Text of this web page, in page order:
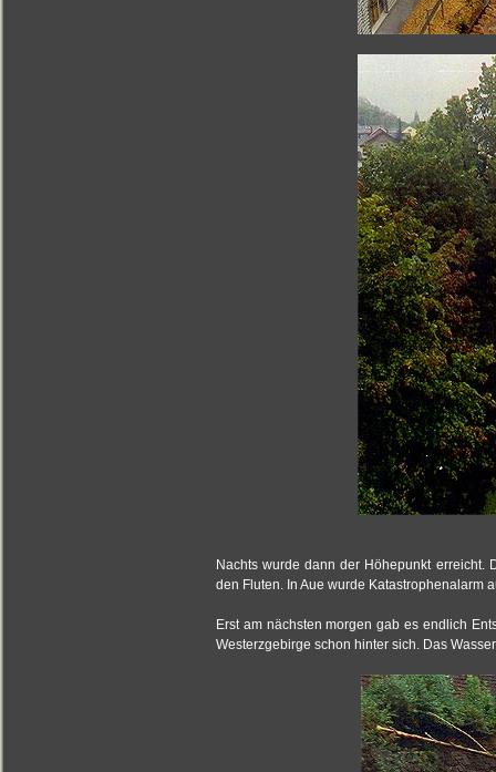
Nachts wurde dann der Höhepunkt erreicht.
den Fluten. In Aue wurde Katastrophenalarm
Erst am nächsten morgen gab es endlich
Westerzgebirge schon hinter sich. Das